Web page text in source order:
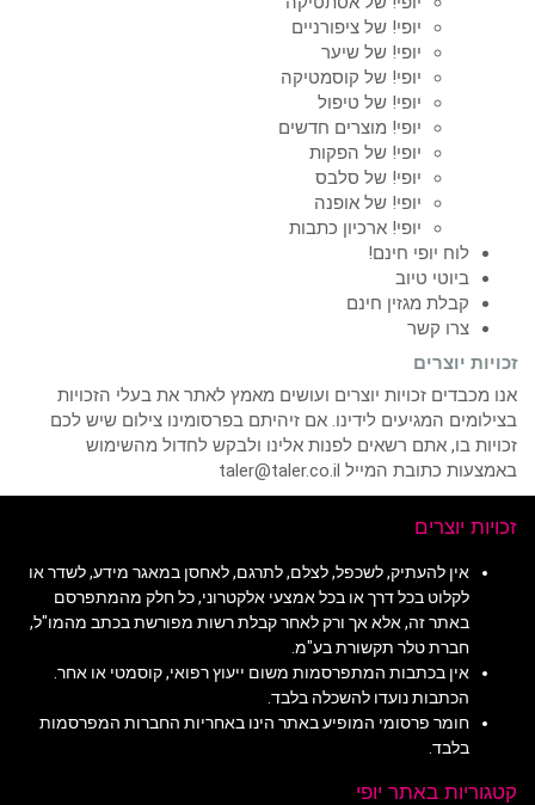
יופי! של ציפורניים
יופי! של שיער
יופי! של קוסמטיקה
יופי! של טיפול
יופי! מוצרים חדשים
יופי! של הפקות
יופי! של סלבס
יופי! של אופנה
יופי! ארכיון כתבות
לוח יופי חינם!
ביוטי טיוב
קבלת מגזין חינם
צרו קשר
זכויות יוצרים
אנו מכבדים זכויות יוצרים ועושים מאמץ לאתר את בעלי הזכויות
בצילומים המגיעים לידינו. אם זיהיתם בפרסומינו צילום שיש לכם
זכויות בו, אתם רשאים לפנות אלינו ולבקש לחדול מהשימוש
באמצעות כתובת המייל taler@taler.co.il
זכויות יוצרים
אין להעתיק, לשכפל, לצלם, לתרגם, לאחסן במאגר מידע, לשדר או
לקלוט בכל דרך או בכל אמצעי אלקטרוני, כל חלק מהמתפרסם
באתר זה, אלא אך ורק לאחר קבלת רשות מפורשת בכתב מהמו"ל,
חברת טלר תקשורת בע"מ.
אין בכתבות המתפרסמות משום ייעוץ רפואי, קוסמטי או אחר.
הכתבות נועדו להשכלה בלבד.
חומר פרסומי המופיע באתר הינו באחריות החברות המפרסמות
בלבד.
קטגוריות באתר יופי